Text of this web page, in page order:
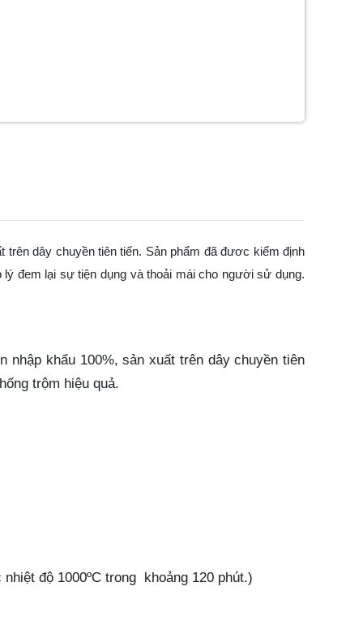
trên dây chuyền tiên tiến. Sản phẩm đã đươc kiểm định
đem lại sự tiện dụng và thoải mái cho người sử dụng.
nhập khẩu 100%, sản xuất trên dây chuyền tiên
trộm hiệu quả.
độ 1000ºC trong khoảng 120 phút.)